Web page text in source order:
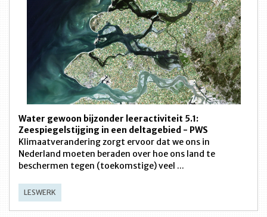
Water gewoon bijzonder leeractiviteit 5.1:
Zeespiegelstijging in een deltagebied - PWS
Klimaatverandering zorgt ervoor dat we ons in
Nederland moeten beraden over hoe ons land te
beschermen tegen (toekomstige) veel ...
LESWERK